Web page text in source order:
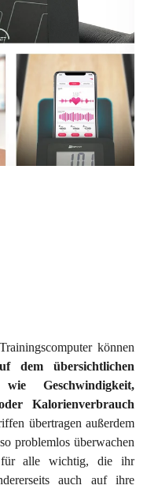
können
dem übersichtlichen
Geschwindigkeit,
Kalorienverbrauch
übertragen außerdem
problemlos überwachen
für alle wichtig, die ihr
auch auf ihre